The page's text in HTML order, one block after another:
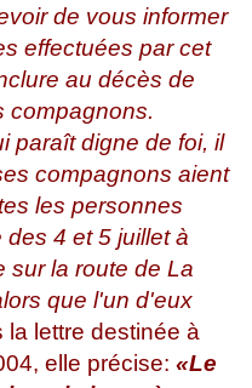
de vous informer
effectuées par cet
au décès de
compagnons.
paraît digne de foi, il
compagnons aient
les personnes
4 et 5 juillet à
sur la route de La
que l'un d'eux
la lettre destinée à
elle précise: «Le